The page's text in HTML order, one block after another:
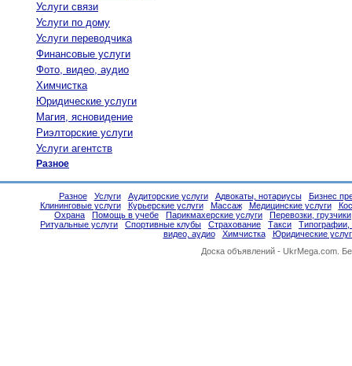
Услуги связи
Услуги по дому
Услуги переводчика
Финансовые услуги
Фото, видео, аудио
Химчистка
Юридические услуги
Магия, ясновидение
Риэлторские услуги
Услуги агентств
Разное
Разное Услуги Аудиторские услуги Адвокаты, нотариусы
Бизнес
Клининговые услуги
Курьерские услуги Массаж Медицинские услуги
Охрана
Помощь в учебе Парикмахерские услуги
Перевозки, грузчики
Ритуальные услуги
Спортивные клубы Страхование Такси
Типографии,
видео, аудио
Химчистка
Юридические
Доска объявлений - UkrMega.com.